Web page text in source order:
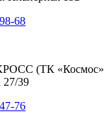
68
(ТК «Космос»),
27/39
76